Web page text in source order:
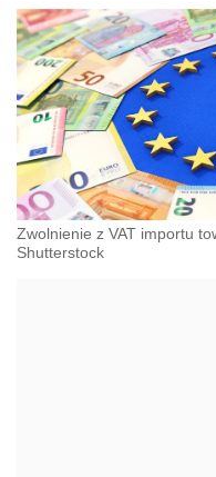
Zwolnienie z VAT importu
Shutterstock